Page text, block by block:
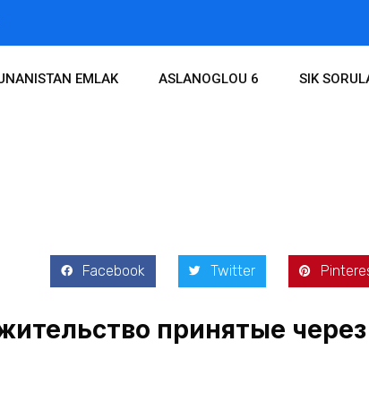
EMLAK ASLANOGLOU 6 SIK
Facebook Twitter
принятые